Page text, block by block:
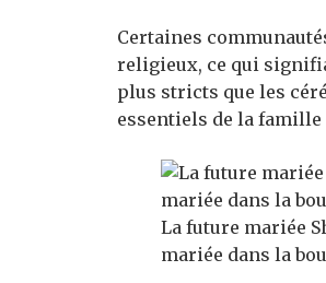
Certaines
religieux, ce qui
plus stricts que les
essentiels de la
La future mariée
mariée dans la